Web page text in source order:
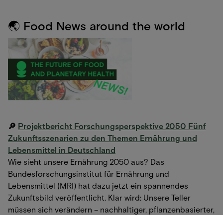
🌏 Food News around the world
🔎 Projektbericht Forschungsperspektive 2050 Fünf
Zukunftsszenarien zu den Themen Ernährung und
Lebensmittel in Deutschland
Wie sieht unsere Ernährung 2050 aus? Das
Bundesforschungsinstitut für Ernährung und
Lebensmittel (MRI) hat dazu jetzt ein spannendes
Zukunftsbild veröffentlicht. Klar wird: Unsere Teller
müssen sich verändern – nachhaltiger, pflanzenbasierter,